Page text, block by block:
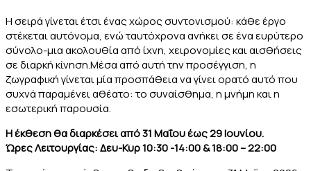
Η σειρά γίνεται έτσι ένας χώρος συντονισμού: κάθε έργο
στέκεται αυτόνομα, ενώ ταυτόχρονα ανήκει σε ένα ευρύτερο
σύνολο-μια ακολουθία από ίχνη, χειρονομίες και αισθήσεις
σε διαρκή κίνηση.Μέσα από αυτή την προσέγγιση, η
ζωγραφική γίνεται μία προσπάθεια να γίνει ορατό αυτό που
συχνά παραμένει αθέατο: το συναίσθημα, η μνήμη και η
εσωτερική παρουσία.
Η έκθεση θα διαρκέσει από 31 Μαΐου έως 29 Ιουνίου.
Ώρες Λειτουργίας: Δευ-Κυρ 10:30 -14:00 & 18:00 – 22:00